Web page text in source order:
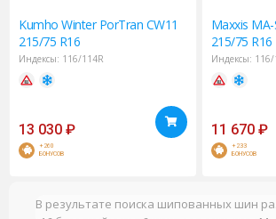
Kumho Winter PorTran CW11
215/75 R16
Индексы: 116/114R
13 030 ₽
+260
БОНУСОВ
Maxxis
215/75 R16
Индексы:
11 670 ₽
+233
БОНУСОВ
В результате поиска шипованных шин